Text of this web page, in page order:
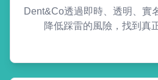
Dent&Co透過即時、透明、實
降低踩雷的風險，找到真